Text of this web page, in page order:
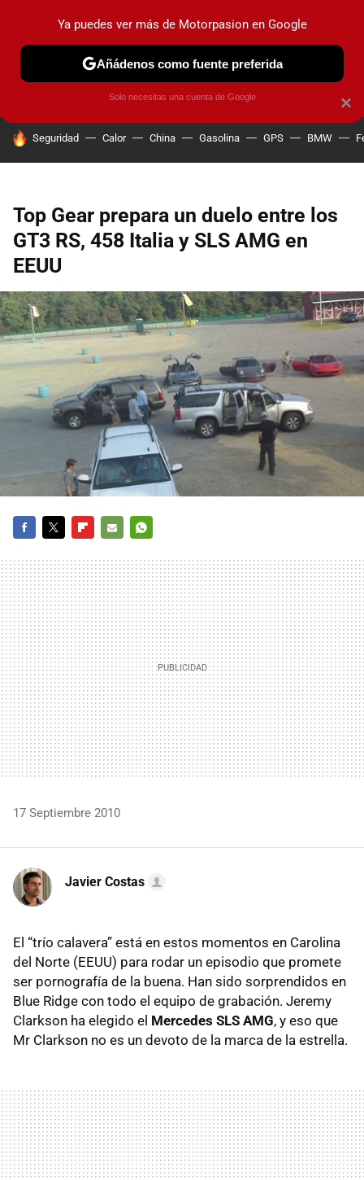
PRUEBAS COCHES ELÉCTRICOS OBSERVATORIO
HOY SE HABLA DE
Seguridad Calor China Gasolina GPS BMW
Top Gear prepara un duelo entre los
GT3 RS, 458 Italia y SLS AMG en
EEUU
MAIL
17 Septiembre 2010
Javier Costas
El “trío calavera” está en estos momentos en Carolina
del Norte (EEUU) para rodar un episodio que promete
ser pornografía de la buena. Han sido sorprendidos en
Blue Ridge con todo el equipo de grabación. Jeremy
Clarkson ha elegido el Mercedes SLS AMG, y eso que
Mr Clarkson no es un devoto de la marca de la estrella.
×
Ya puedes ver más de Motorpasion en Google
Añádenos como fuente preferida
Solo necesitas una cuenta de Google